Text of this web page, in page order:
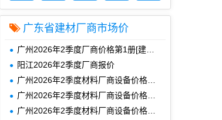
信息
信息
信息
信息
信息
广东省建材厂商市场价
广州2026年2季度厂商价格第1册[建筑、装饰材料]
阳江2026年2季度厂商报价
广州2026年2季度材料厂商设备价格第4册[其它材料设备]
广州2026年2季度材料厂商设备价格第3册[安装材料]下部
广州2026年2季度材料厂商设备价格第2册[安装材料]上部